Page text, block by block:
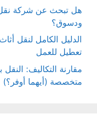
هل تبحث عن شركة نقل
ودسوق؟
الدليل الكامل لنقل
تعطيل للعمل
مقارنة التكاليف:
متخصصة (أيهما أوفر؟)